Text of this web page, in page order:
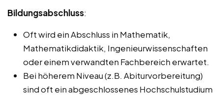
Bildungsabschluss:
Oft wird ein Abschluss in Mathematik,
Mathematikdidaktik, Ingenieurwissenschaften
oder einem verwandten Fachbereich erwartet.
Bei höherem Niveau (z.B. Abiturvorbereitung)
sind oft ein abgeschlossenes Hochschulstudium